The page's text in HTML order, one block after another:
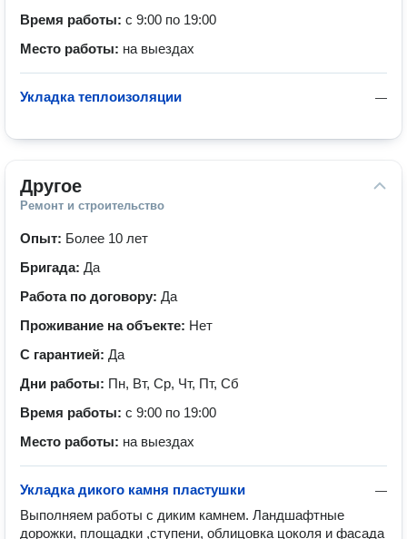
Время работы: с 9:00 по 19:00
Место работы: на выездах
—
Укладка теплоизоляции
Другое
Ремонт и строительство
Опыт: Более 10 лет
Бригада: Да
Работа по договору: Да
Проживание на объекте: Нет
С гарантией: Да
Дни работы: Пн, Вт, Ср, Чт, Пт, Сб
Время работы: с 9:00 по 19:00
Место работы: на выездах
—
Укладка дикого камня пластушки
Выполняем работы с диким камнем. Ландшафтные
дорожки, площадки ,ступени, облицовка цоколя и фасада